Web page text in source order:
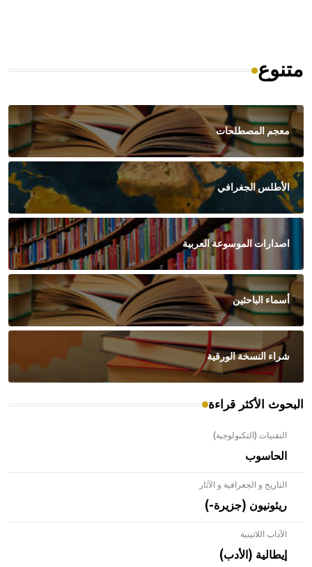
متنوع
معجم المصطلحات
الأطلس الجغرافي
اصدارات الموسوعة العربية
أسماء الباحثين
شراء النسخة الورقية
البحوث الأكثر قراءة
التقنيات (التكنولوجية)
الحاسوب
التاريخ و الجغرافية و الآثار
ريئونيون (جزيرة-)
الآداب اللاتينية
إيطالية (الأدب)